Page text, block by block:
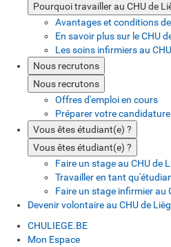
Pourquoi travailler au CHU de
Avantages et conditions
En savoir plus sur le CHU
Les soins infirmiers au CHU
Nous recrutons
Nous recrutons
Offres d'emploi en cours
Préparer votre candidature
Vous êtes étudiant(e) ?
Vous êtes étudiant(e) ?
Faire un stage au CHU de
Travailler en tant
Faire un stage infirmier au
Devenir volontaire au CHU de
CHULIEGE.BE
Mon Espace